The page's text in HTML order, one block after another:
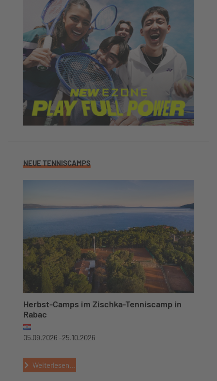
NEUE TENNISCAMPS
Herbst-Camps im Zischka-Tenniscamp in
Rabac
05.09.2026 -25.10.2026
Weiterlesen...